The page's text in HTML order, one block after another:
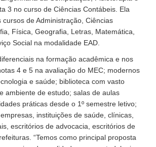
3 no curso de Ciências Contábeis. Ela
de Administração, Ciências
Física, Geografia, Letras, Matemática,
Social na modalidade EAD.
na formação acadêmica e nos
4 e 5 na avaliação do MEC; modernos
e saúde; biblioteca com vasto
ambiente de estudo; salas de aulas
práticas desde o 1º semestre letivo;
instituições de saúde, clínicas,
escritórios de advocacia, escritórios de
“Temos como principal proposta